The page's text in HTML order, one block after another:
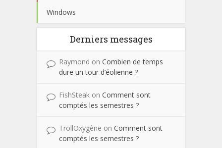
Windows
Derniers messages
Raymond on Combien de temps
dure un tour d’éolienne ?
FishSteak on Comment sont
comptés les semestres ?
TrollOxygène on Comment sont
comptés les semestres ?